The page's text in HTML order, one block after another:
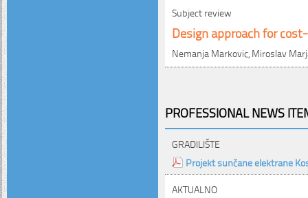
Subject review
Design approach for
Nemanja Markovic, Miroslav
PROFESSIONAL NEWS
GRADILIŠTE
Projekt sunčane elektrane
AKTUALNO